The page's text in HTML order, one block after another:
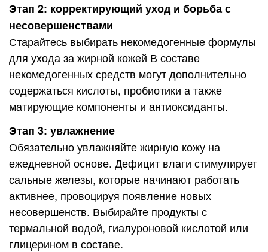
Этап 2: корректирующий уход и борьба с
несовершенствами
Старайтесь выбирать некомедогенные формулы
для ухода за жирной кожей В составе
некомедогенных средств могут дополнительно
содержаться кислоты, пробиотики а также
матирующие компоненты и антиоксиданты.
Этап 3: увлажнение
Обязательно увлажняйте жирную кожу на
ежедневной основе. Дефицит влаги стимулирует
сальные железы, которые начинают работать
активнее, провоцируя появление новых
несовершенств. Выбирайте продукты с
термальной водой, гиалуроновой кислотой или
глицерином в составе.